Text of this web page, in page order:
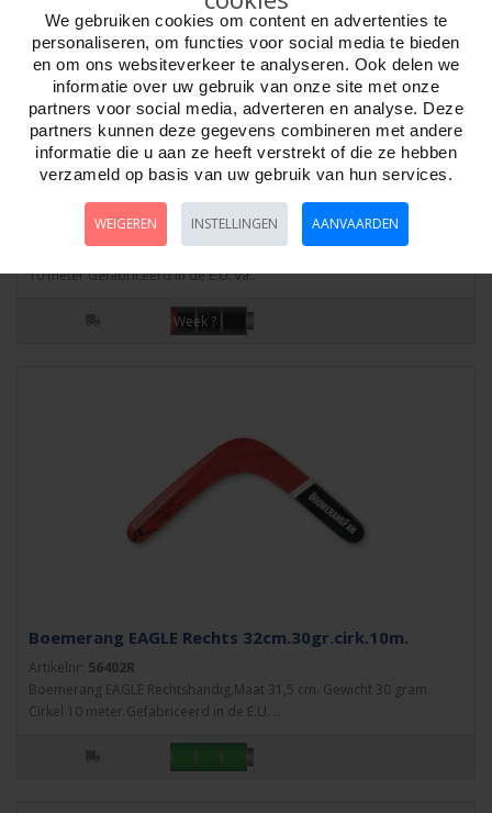
Boemerang EAGLE Links 32cm.30gr.cirk.10m *
levertijd onbekend *
56402L
10 meter.Gefabriceerd in de E.U. va..
Week ?
Boemerang EAGLE Rechts 32cm.30gr.cirk.10m.
Artikelnr: 56402R
Boemerang EAGLE Rechtshandig.Maat 31,5 cm. Gewicht 30 gram.
Cirkel 10 meter.Gefabriceerd in de E.U. ..
We gebruiken cookies om content en advertenties te
personaliseren, om functies voor social media te bieden
en om ons websiteverkeer te analyseren. Ook delen we
informatie over uw gebruik van onze site met onze
partners voor social media, adverteren en analyse. Deze
partners kunnen deze gegevens combineren met andere
informatie die u aan ze heeft verstrekt of die ze hebben
verzameld op basis van uw gebruik van hun services.
WEIGEREN INSTELLINGEN AANVAARDEN